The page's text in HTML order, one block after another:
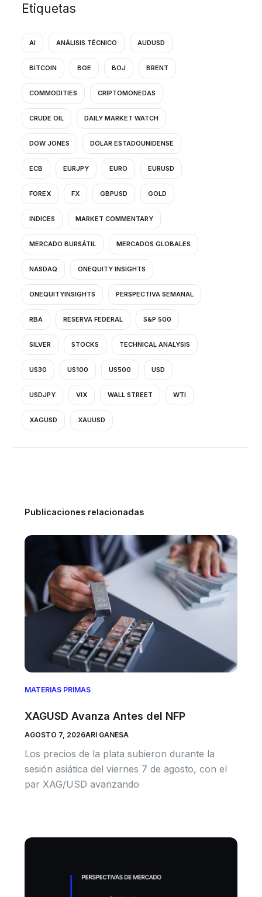
Etiquetas
AI ANÁLISIS TÉCNICO AUDUSD
BITCOIN BOE BOJ BRENT
COMMODITIES CRIPTOMONEDAS
CRUDE OIL DAILY MARKET WATCH
DOW JONES DÓLAR ESTADOUNIDENSE
ECB EURJPY EURO EURUSD
FOREX FX GBPUSD GOLD
INDICES MARKET COMMENTARY
MERCADO BURSÁTIL MERCADOS GLOBALES
NASDAQ ONEQUITY INSIGHTS
ONEQUITYINSIGHTS PERSPECTIVA SEMANAL
RBA RESERVA FEDERAL S&P 500
SILVER STOCKS TECHNICAL ANALYSIS
US30 US100 US500 USD
USDJPY VIX WALL STREET WTI
XAGUSD XAUUSD
Publicaciones relacionadas
MATERIAS PRIMAS
XAGUSD Avanza Antes del NFP
AGOSTO 7, 2026ARI GANESA
Los precios de la plata subieron durante la
sesión asiática del viernes 7 de agosto, con el
par XAG/USD avanzando